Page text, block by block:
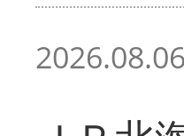
2026.08.06